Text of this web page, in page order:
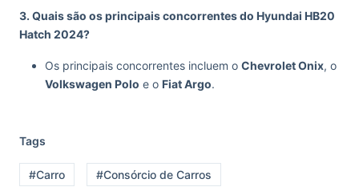
3. Quais são os principais concorrentes do Hyundai HB20
Hatch 2024?
Os principais concorrentes incluem o Chevrolet Onix, o
Volkswagen Polo e o Fiat Argo.
Tags
#Carro #Consórcio de Carros